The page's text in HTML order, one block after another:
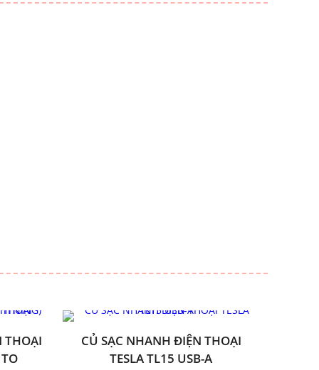
THOẠI
CỦ SẠC NHANH ĐIỆN THOẠI
TESLA TL15 USB-A